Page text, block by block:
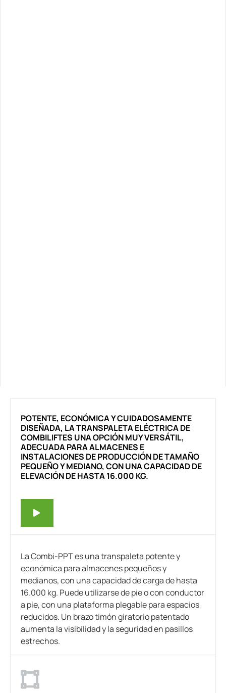
POTENTE, ECONÓMICA Y CUIDADOSAMENTE
DISEÑADA, LA TRANSPALETA ELÉCTRICA DE
COMBILIFTES UNA OPCIÓN MUY VERSÁTIL,
ADECUADA PARA ALMACENES E
INSTALACIONES DE PRODUCCIÓN DE TAMAÑO
PEQUEÑO Y MEDIANO, CON UNA CAPACIDAD DE
ELEVACIÓN DE HASTA 16.000 KG.
La Combi-PPT es una transpaleta potente y
económica para almacenes pequeños y
medianos, con una capacidad de carga de hasta
16.000 kg. Puede utilizarse de pie o con conductor
a pie, con una plataforma plegable para espacios
reducidos. Un brazo timón giratorio patentado
aumenta la visibilidad y la seguridad en pasillos
estrechos.